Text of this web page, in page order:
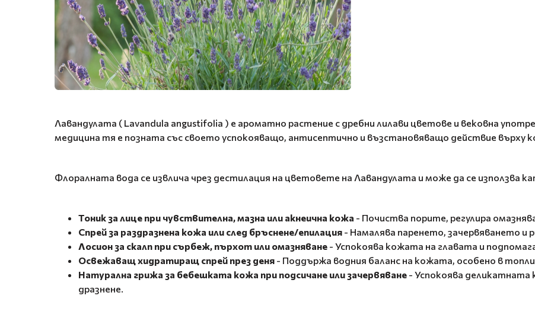
Лавандулата ( Lavandula angustifolia ) е ароматно растение с дребни лилави цветове и вековна
медицина тя е позната със своето успокояващо, антисептично и възстановяващо действие върху
Флоралната вода се извлича чрез дестилация на цветовете на Лавандулата и може да се използва
Тоник за лице при чувствителна, мазна или акнеична кожа - Почиства порите, регулира
Спрей за раздразнена кожа или след бръснене/епилация - Намалява паренето, зачервяването и
Лосион за скалп при сърбеж, пърхот или омазняване - Успокоява кожата на главата и
Освежаващ хидратиращ спрей през деня - Поддържа водния баланс на кожата, особено в топли
Натурална грижа за бебешката кожа при подсичане или зачервяване - Успокоява деликатната
дразнене.